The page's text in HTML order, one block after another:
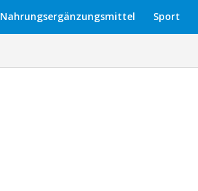
Nahrungsergänzungsmittel Sport